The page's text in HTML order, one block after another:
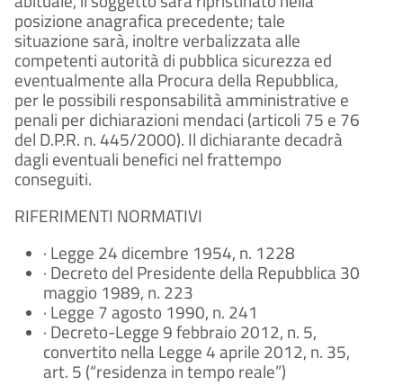
posizione anagrafica precedente; tale
situazione sarà, inoltre verbalizzata alle
competenti autorità di pubblica sicurezza ed
eventualmente alla Procura della Repubblica,
per le possibili responsabilità amministrative e
penali per dichiarazioni mendaci (articoli 75 e 76
del D.P.R. n. 445/2000). Il dichiarante decadrà
dagli eventuali benefici nel frattempo
conseguiti.
RIFERIMENTI NORMATIVI
· Legge 24 dicembre 1954, n. 1228
· Decreto del Presidente della Repubblica 30
maggio 1989, n. 223
· Legge 7 agosto 1990, n. 241
· Decreto-Legge 9 febbraio 2012, n. 5,
convertito nella Legge 4 aprile 2012, n. 35,
art. 5 (“residenza in tempo reale”)